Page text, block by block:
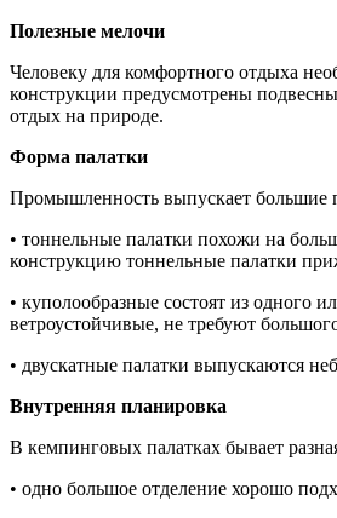
Полезные мелочи
Человеку для комфортного отдыха
конструкции предусмотрены
отдых на природе.
Форма палатки
Промышленность выпускает большие
• тоннельные палатки похожи на
конструкцию тоннельные палатки
• куполообразные состоят из одного
ветроустойчивые, не требуют
• двускатные палатки выпускаются
Внутренняя планировка
В кемпинговых палатках бывает
• одно большое отделение хорошо